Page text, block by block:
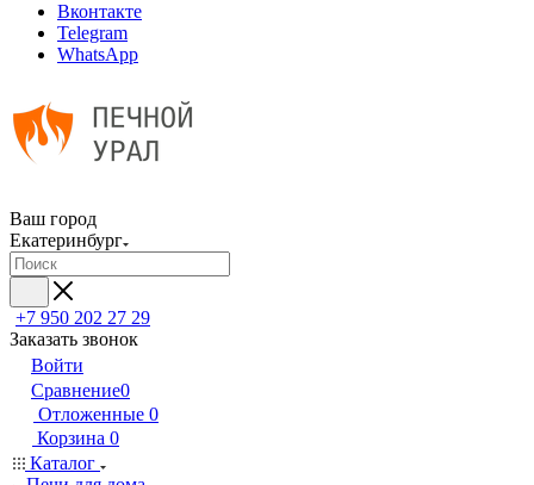
Вконтакте
Telegram
WhatsApp
Ваш город
Екатеринбург
+7 950 202 27 29
Заказать звонок
Войти
Сравнение0
Отложенные 0
Корзина 0
Каталог